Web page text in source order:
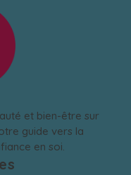
et bien-être sur
guide vers la
en soi.